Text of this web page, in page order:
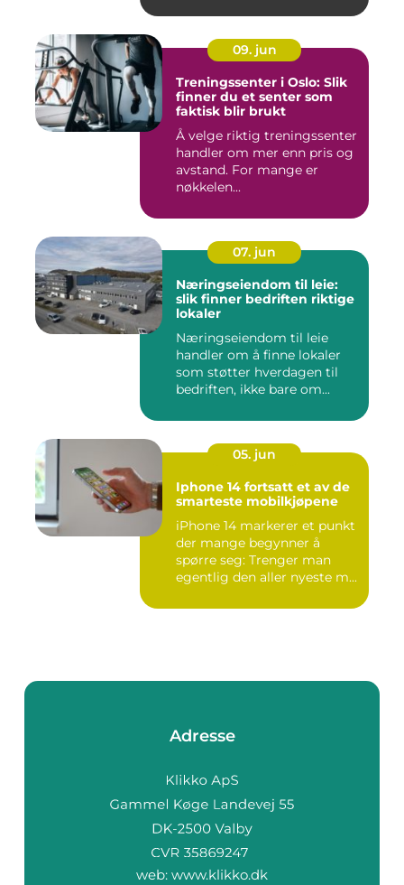
09. jun
Treningssenter i Oslo: Slik
finner du et senter som
faktisk blir brukt
Å velge riktig treningssenter
handler om mer enn pris og
avstand. For mange er
nøkkelen...
07. jun
Næringseiendom til leie:
slik finner bedriften riktige
lokaler
Næringseiendom til leie
handler om å finne lokaler
som støtter hverdagen til
bedriften, ikke bare om...
05. jun
Iphone 14 fortsatt et av de
smarteste mobilkjøpene
iPhone 14 markerer et punkt
der mange begynner å
spørre seg: Trenger man
egentlig den aller nyeste m...
Adresse
web: www.klikko.dk